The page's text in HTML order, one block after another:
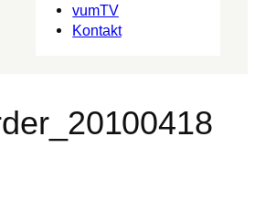
vumTV
Kon­takt